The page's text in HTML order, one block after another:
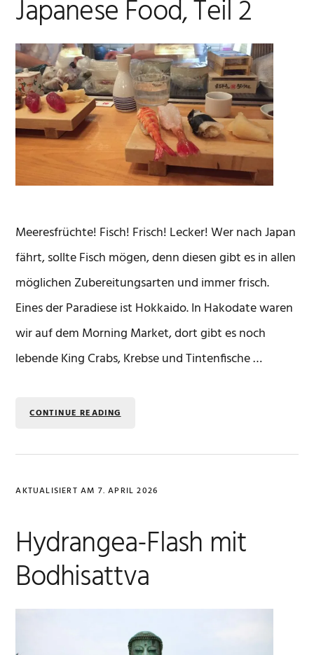
Japanese Food, Teil 2
Meeresfrüchte! Fisch! Frisch! Lecker! Wer nach Japan
fährt, sollte Fisch mögen, denn diesen gibt es in allen
möglichen Zubereitungsarten und immer frisch.
Eines der Paradiese ist Hokkaido. In Hakodate waren
wir auf dem Morning Market, dort gibt es noch
lebende King Crabs, Krebse und Tintenfische …
CONTINUE READING
AKTUALISIERT AM 7. APRIL 2026
Hydrangea-Flash mit
Bodhisattva